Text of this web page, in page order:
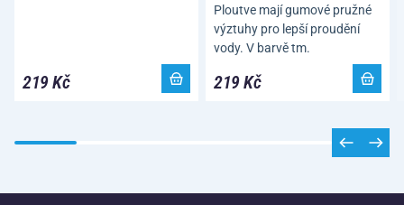
219 Kč
Ploutve mají gumové pružné
výztuhy pro lepší proudění
vody. V barvě tm.
219 Kč